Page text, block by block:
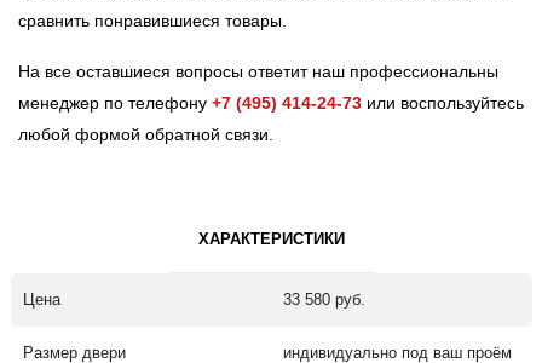
сравнить понравившиеся товары.
На все оставшиеся вопросы ответит наш профессиональны
менеджер по телефону +7 (495) 414-24-73 или воспользуйтесь
любой формой обратной связи.
ХАРАКТЕРИСТИКИ
Цена 33 580 руб.
Размер двери индивидуально под ваш проём